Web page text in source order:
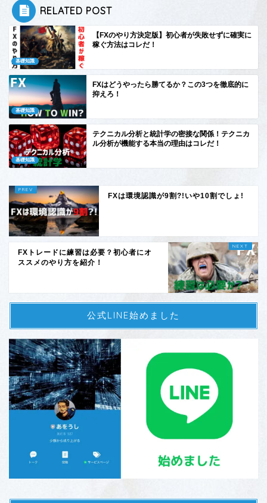
RELATED POST
基礎知識
【FXのやり方決定版】初心者が失敗せずに確実に
稼ぐ方法はコレだ！
基礎知識
FXはどうやったら勝てるか？この3つを徹底的に
抑えろ！
基礎知識
テクニカル分析と統計学の密接な関係！テクニカ
ル分析が機能する本当の理由はコレだ！
FXは環境認識が9割?!いや10割でしょ!
FXトレードに練習は必要？初心者にオ
ススメのやり方を紹介！
公式LINE始めました